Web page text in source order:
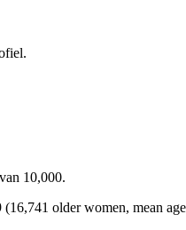
10,000.
older women, mean